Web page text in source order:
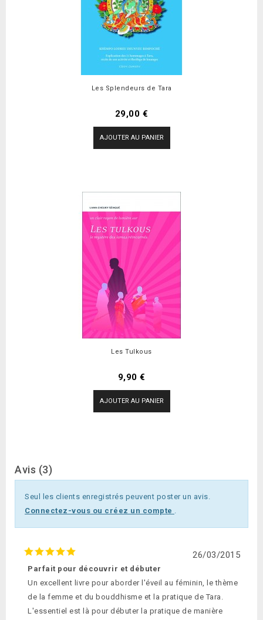
Les Splendeurs de Tara
Prix
29,00 €
AJOUTER AU PANIER
Les Tulkous
Prix
9,90 €
AJOUTER AU PANIER
Avis (3)
Seul les clients enregistrés peuvent poster un avis.
Connectez-vous ou créez un compte .
26/03/2015
Parfait pour découvrir et débuter
Un excellent livre pour aborder l'éveil au féminin, le thème
de la femme et du bouddhisme et la pratique de Tara.
L'essentiel est là pour débuter la pratique de manière